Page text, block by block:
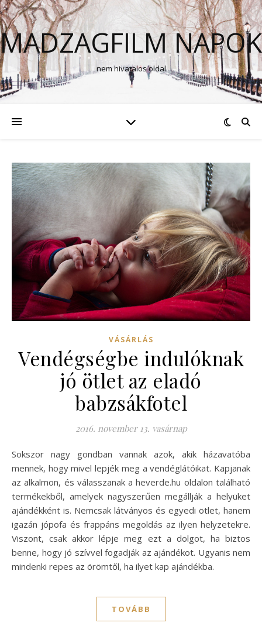
MADZAGFILM NAPOK
nem hivatalos oldal
VÁSÁRLÁS
Vendégségbe indulóknak
jó ötlet az eladó
babzsákfotel
2016. november 13. vasárnap
Sokszor nagy gondban vannak azok, akik házavatóba
mennek, hogy mivel lepjék meg a vendéglátóikat. Kapjanak
az alkalmon, és válasszanak a heverde.hu oldalon található
termékekből, amelyek nagyszerűen megállják a helyüket
ajándékként is. Nemcsak látványos és egyedi ötlet, hanem
igazán jópofa és frappáns megoldás az ilyen helyzetekre.
Viszont, csak akkor lépje meg ezt a dolgot, ha biztos
benne, hogy jó szívvel fogadják az ajándékot. Ugyanis nem
mindenki repes az örömtől, ha ilyet kap ajándékba.
TOVÁBB